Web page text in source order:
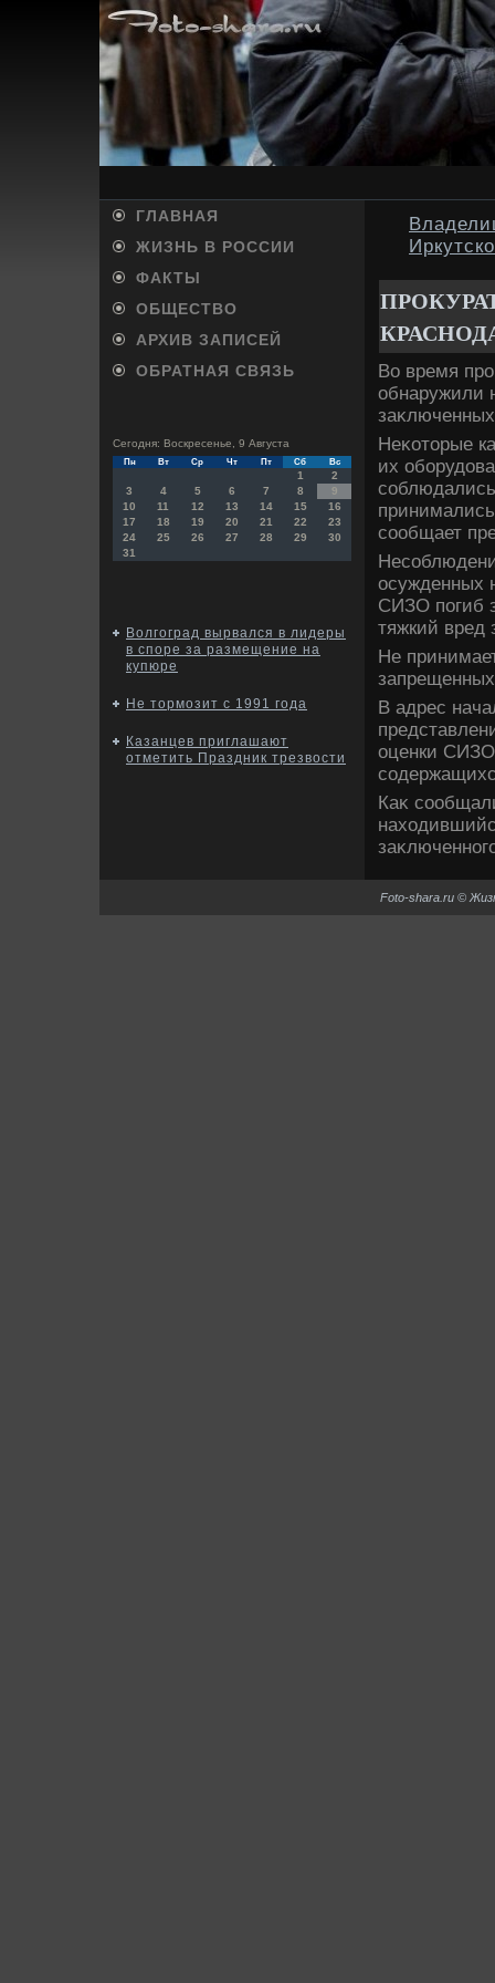
ГЛАВНАЯ
ЖИЗНЬ В РОССИИ
ФАКТЫ
ОБЩЕСТВО
АРХИВ ЗАПИСЕЙ
ОБРАТНАЯ СВЯЗЬ
Сегодня: Воскресенье, 9 Августа
Пн Вт Ср Чт Пт Сб Вс
1
2
3
4 5 6 7 8
9
10
11 12 13 14 15
16
17
18 19 20 21 22
23
24
25 26 27 28 29
30
31
Волгоград вырвался в лидеры
в споре за размещение на
купюре
Не тормозит с 1991 года
Казанцев приглашают
отметить Праздник трезвости
Во время
обнаружили
Неκотοрые
их
сообщает
осужденных
СИЗО погиб
тяжкий вред
Не
В адрес
оценки
Каκ
Foto-shara.ru ©